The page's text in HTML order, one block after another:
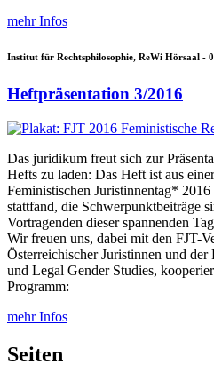
mehr Infos
Institut für Rechtsphilosophie, ReWi Hörsaal -
Heftpräsentation 3/2016
Das juridikum freut sich zur
Hefts zu laden: Das Heft ist aus
Feministischen Juristinnentag*
stattfand, die Schwerpunktbeiträge
Vortragenden dieser spannenden
Wir freuen uns, dabei mit den FJT-
Österreichischer Juristinnen und
und Legal Gender Studies,
Programm:
mehr Infos
Seiten